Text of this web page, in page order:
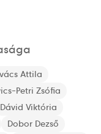
Attila
Petri Zsófia
Dávid Viktória
Dobor Dezső